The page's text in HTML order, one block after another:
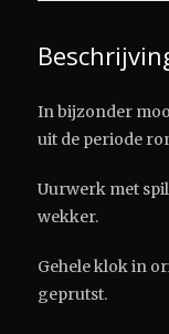
In bijzonder
uit de periode
Uurwerk met
wekker.
Gehele klok in
geprutst.